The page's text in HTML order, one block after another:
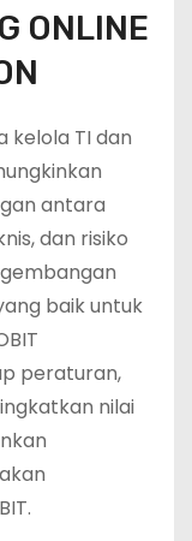
ONLINE
kelola TI dan
antara
dan risiko
baik untuk
peraturan,
nilai